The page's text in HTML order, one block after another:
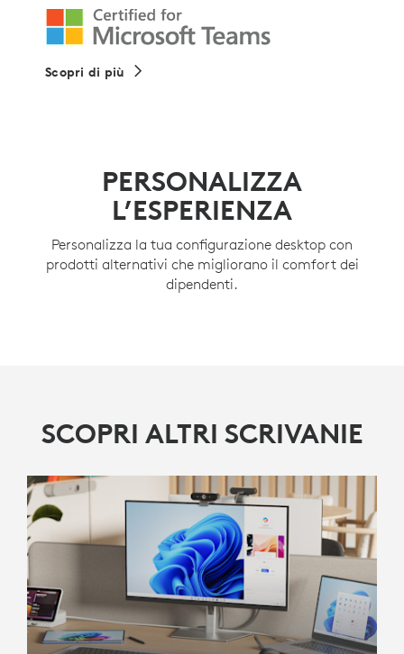
Scopri di più
PERSONALIZZA
L’ESPERIENZA
Personalizza la tua configurazione desktop con
prodotti alternativi che migliorano il comfort dei
dipendenti.
SCOPRI ALTRI SCRIVANIE